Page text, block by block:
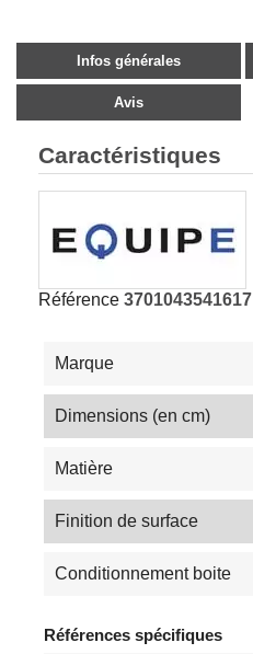
Infos générales
Avis
Caractéristiques
Référence 3701043541617
Marque
Dimensions (en cm)
Matière
Finition de surface
Conditionnement boite
Références spécifiques